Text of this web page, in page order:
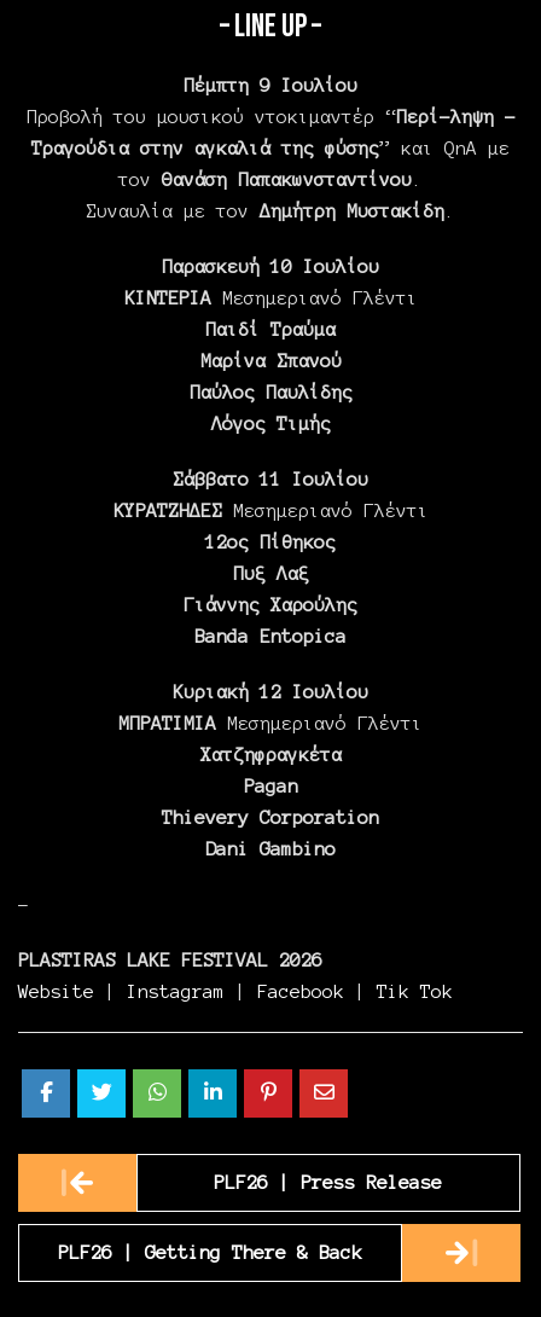
– Line Up –
Πέμπτη 9 Ιουλίου
Προβολή του μουσικού ντοκιμαντέρ “Περί-ληψη –
Τραγούδια στην αγκαλιά της φύσης” και QnA με
τονΘανάση Παπακωνσταντίνου
Συναυλία με τονΔημήτρη Μυστακίδη
Παρασκευή 10 Ιουλίου
ΚΙΝΤΕΡΙΑ Μεσημεριανό Γλέντι
Παιδί Τραύμα
Μαρίνα Σπανού
Παύλος Παυλίδης
Λόγος Τιμής
Σάββατο 11 Ιουλίου
ΚΥΡΑΤΖΗΔΕΣ Μεσημεριανό Γλέντι
12ος Πίθηκος
Πυξ Λαξ
Γιάννης Χαρούλης
Banda Entopica
Κυριακή 12 Ιουλίου
ΜΠΡΑΤΙΜΙΑ Μεσημεριανό Γλέντι
Χατζηφραγκέτα
Pagan
Thievery Corporation
Dani Gambino
–
PLASTIRAS LAKE FESTIVAL 2026
Website
Instagram Facebook |Tik Tok
Post
navigation
PLF26 | Press Release
PLF26 | Getting There & Back